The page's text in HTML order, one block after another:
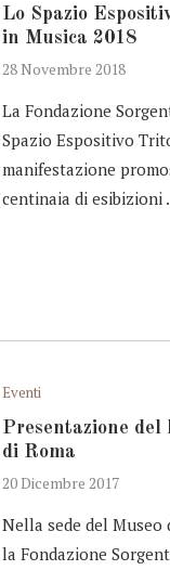
Lo Spazio
in Musica 2018
28 Novembre 2018
La Fondazione
Spazio Espositivo
manifestazione
centinaia di esibizioni
Eventi
Presentazione
di Roma
20 Dicembre 2017
Nella sede del Museo
la Fondazione